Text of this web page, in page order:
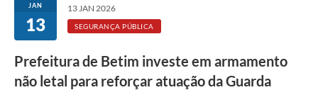
JAN
13
13 JAN 2026
SEGURANÇA PÚBLICA
Prefeitura de Betim investe em armamento
não letal para reforçar atuação da Guarda